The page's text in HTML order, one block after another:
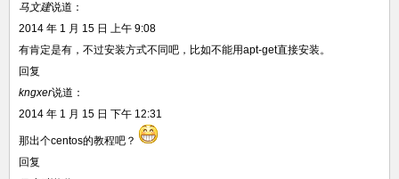
马文建说道：
2014 年 1 月 15 日 上午 9:08
有肯定是有，不过安装方式不同吧，比如不能用apt-get直接安装。
回复
kngxer说道：
2014 年 1 月 15 日 下午 12:31
那出个centos的教程吧？
回复